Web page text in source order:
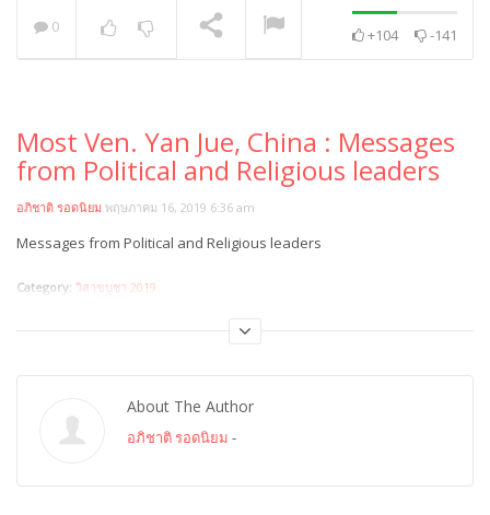
0 +104 -141
Most Ven. Yan Jue, China : Messages
from Political and Religious leaders
อภิชาติ รอดนิยม พฤษภาคม 16, 2019 6:36 am
Messages from Political and Religious leaders
Category: วิสาขบูชา 2019
About The Author
อภิชาติ รอดนิยม -